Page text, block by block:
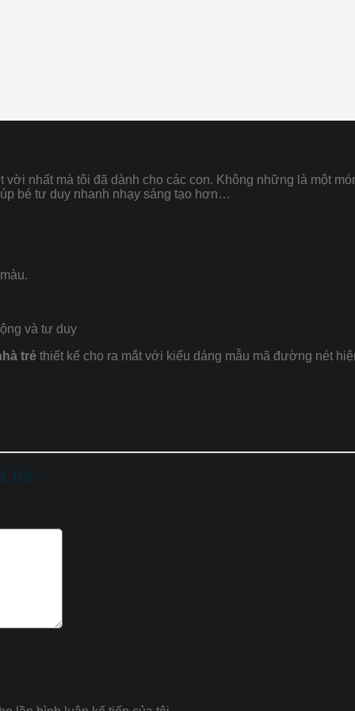
vời nhất mà tôi đã dành cho các con. Không những là một
bé tư duy nhanh nhạy sáng tạo hơn…
và tư duy
trẻ thiết kế cho ra mắt với kiểu dáng mẫu mã đường nét
Trẻ”